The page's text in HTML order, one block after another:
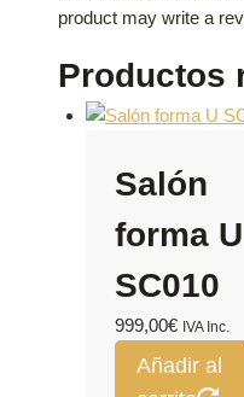
product may write a
Productos
Salón
forma U
SC010
999,00€ IVA Inc.
Añadir al